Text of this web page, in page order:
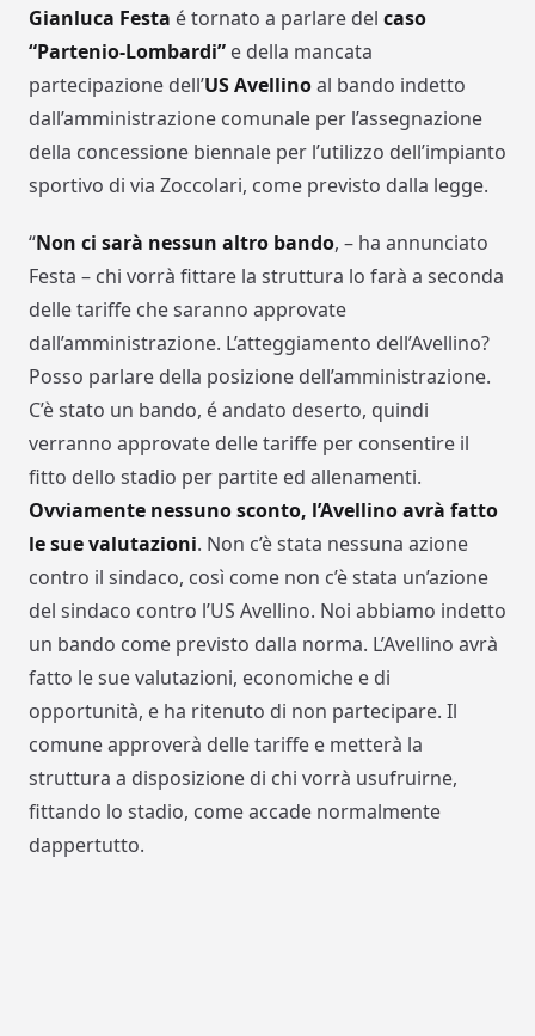
Gianluca Festa é tornato a parlare del caso
“Partenio-Lombardi” e della mancata
partecipazione dell’US Avellinoal bando indetto
dall’amministrazione comunale per l’assegnazione
della concessione biennale per l’utilizzo dell’impianto
sportivo di via Zoccolari, come previsto dalla legge.
“Non ci sarà nessun altro bando, – ha annunciato
Festa – chi vorrà fittare la struttura lo farà a seconda
delle tariffe che saranno approvate
dall’amministrazione. L’atteggiamento dell’Avellino?
Posso parlare della posizione dell’amministrazione.
C’è stato un bando, é andato deserto, quindi
verranno approvate delle tariffe per consentire il
fitto dello stadio per partite ed allenamenti.
Ovviamente nessuno sconto, l’Avellino avrà fatto
le sue valutazioni. Non c’è stata nessuna azione
contro il sindaco, così come non c’è stata un’azione
del sindaco contro l’US Avellino. Noi abbiamo indetto
un bando come previsto dalla norma. L’Avellino avrà
fatto le sue valutazioni, economiche e di
opportunità, e ha ritenuto di non partecipare. Il
comune approverà delle tariffe e metterà la
struttura a disposizione di chi vorrà usufruirne,
fittando lo stadio, come accade normalmente
dappertutto.